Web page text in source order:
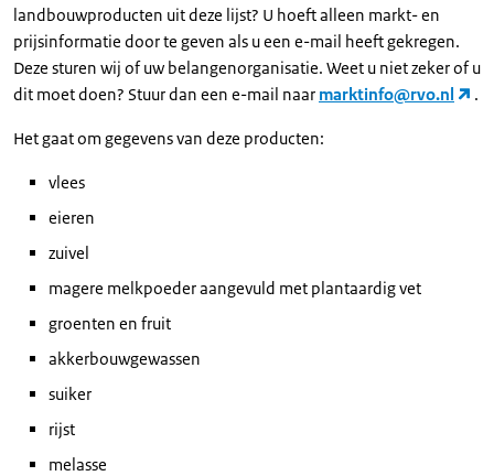
landbouwproducten uit deze lijst? U hoeft alleen markt- en
prijsinformatie door te geven als u een e-mail heeft gekregen.
Deze sturen wij of uw belangenorganisatie. Weet u niet zeker of u
dit moet doen? Stuur dan een e-mail naar marktinfo@rvo.nl .
Het gaat om gegevens van deze producten:
vlees
eieren
zuivel
magere melkpoeder aangevuld met plantaardig vet
groenten en fruit
akkerbouwgewassen
suiker
rijst
melasse